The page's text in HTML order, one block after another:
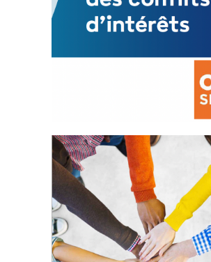
La prévention des conflits
d’intérêts
18 septembre 2023
FEUILLETER